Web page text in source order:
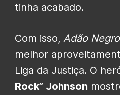
tinha acabado.
Com isso, Adão
melhor
Liga da Justiça. O
Rock” Johnson